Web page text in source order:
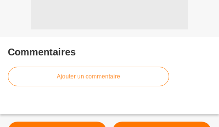
Commentaires
Ajouter un commentaire